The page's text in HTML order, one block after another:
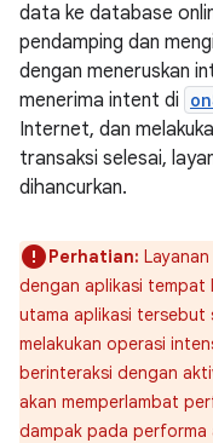
data ke database
pendamping dan
dengan meneruskan
menerima intent di
Internet, dan
transaksi selesai,
dihancurkan.
Perhatian:
dengan aplikasi tempat
utama aplikasi tersebut
melakukan operasi
berinteraksi dengan
akan memperlambat
dampak pada performa